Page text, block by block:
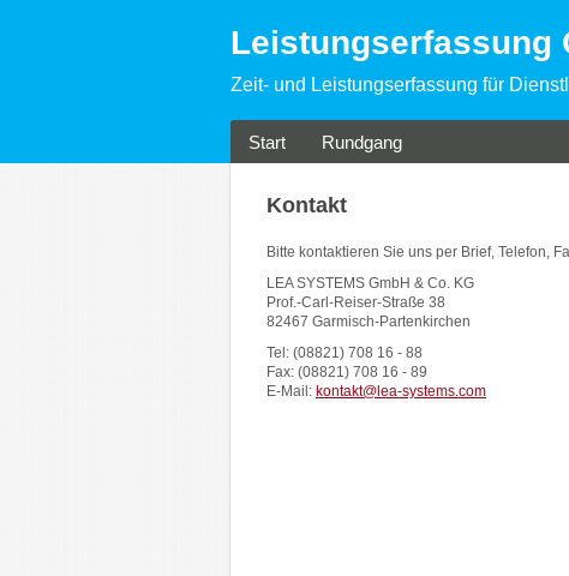
Leistungserfassung
Zeit- und Leistungserfassung für
Start Rundgang
Kontakt
Bitte kontaktieren Sie uns per Brief, Telefon,
LEA SYSTEMS GmbH & Co. KG
Prof.-Carl-Reiser-Straße 38
82467 Garmisch-Partenkirchen
Tel: (08821) 708 16 - 88
Fax: (08821) 708 16 - 89
E-Mail: kontakt@lea-systems.com